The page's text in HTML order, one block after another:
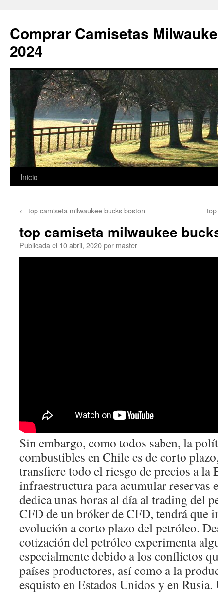
Comprar Camisetas
2024
Saltar
contenido
Inicio
← top camiseta milwaukee bucks boston
top camiseta milwaukee
Publicada el 10 abril, 2020por master
Sin embargo, como todos saben, la
combustibles en Chile es de corto
transfiere todo el riesgo de precios a la
infraestructura para acumular reservas
dedica unas horas al día al trading del
CFD de un bróker de CFD, tendrá que
evolución a corto plazo del petróleo.
cotización del petróleo experimenta
especialmente debido a los conflictos
países productores, así como a la
esquisto en Estados Unidos y en Rusia.